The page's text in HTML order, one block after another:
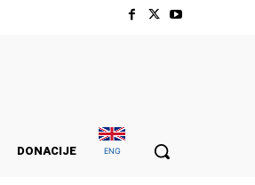
DONACIJE ENG